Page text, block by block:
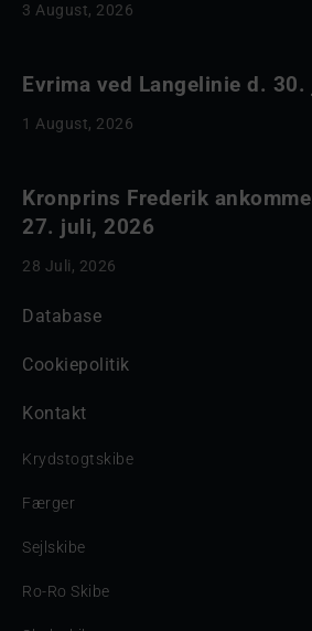
3 August, 2026
Evrima ved Langelinie d.
1 August, 2026
Kronprins Frederik
27. juli, 2026
28 Juli, 2026
Database
Cookiepolitik
Kontakt
Krydstogtskibe
Færger
Sejlskibe
Ro-Ro Skibe